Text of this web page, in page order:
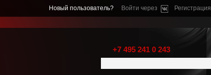
Новый пользователь? Войти через Регистрация
+7 495 241 0 243